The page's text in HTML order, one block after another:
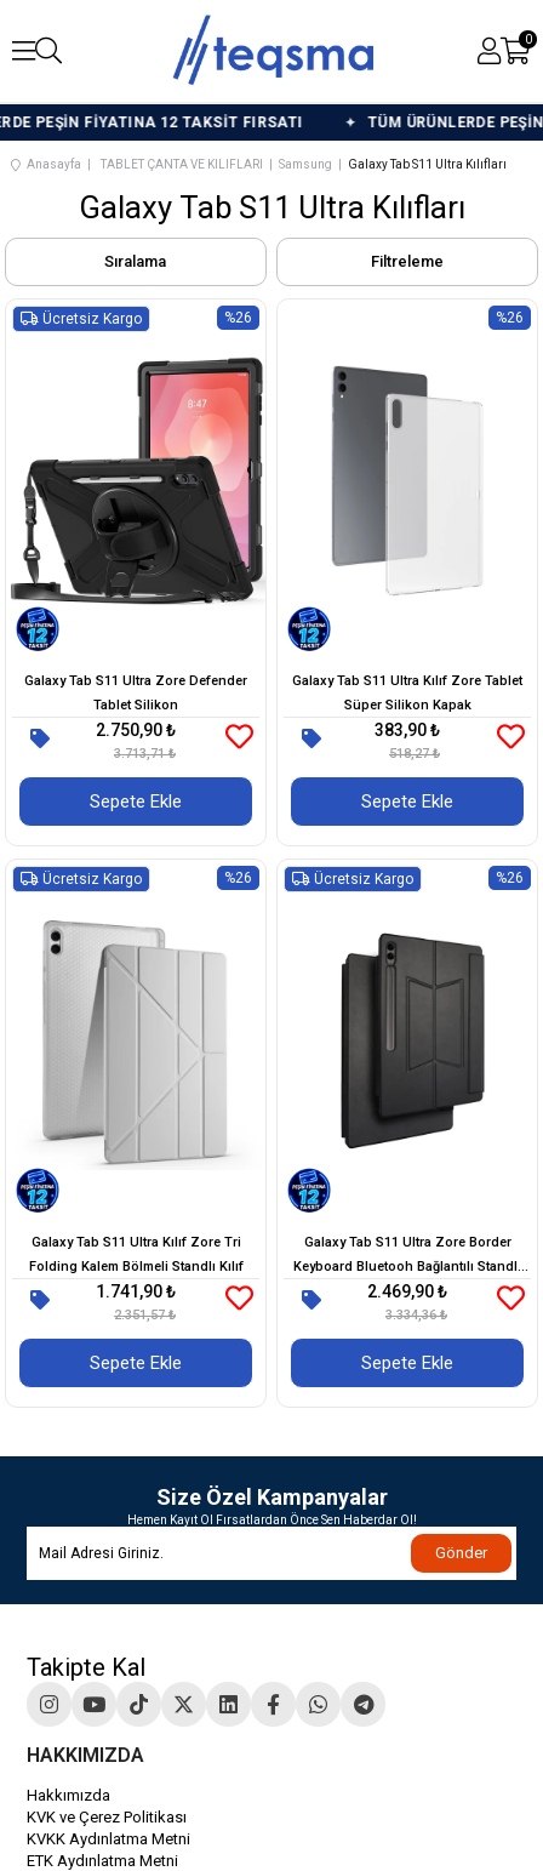
0
PEŞİN FİYATINA 12 TAKSİT FIRSATI TÜM ÜRÜNLERDE PEŞİN
Anasayfa TABLET ÇANTA VE KILIFLARI Samsung Galaxy Tab S11 Ultra Kılıfları
Galaxy Tab S11 Ultra Kılıfları
Filtreleme
Sıralama
Galaxy Tab S11 Ultra Zore Defender
Tablet Silikon
2.750,90 ₺
3.713,71 ₺
Sepete Ekle
%26
Ücretsiz Kargo
Galaxy Tab S11 Ultra Kılıf Zore Tablet
Süper Silikon Kapak
383,90 ₺
518,27 ₺
Sepete Ekle
%26
Galaxy Tab S11 Ultra Kılıf Zore Tri
Folding Kalem Bölmeli Standlı Kılıf
1.741,90 ₺
2.351,57 ₺
Sepete Ekle
%26
Ücretsiz Kargo
Galaxy Tab S11 Ultra Zore Border
Keyboard Bluetooh Bağlantılı Standlı
Klavyeli Tablet Kılıfı
2.469,90 ₺
3.334,36 ₺
Sepete Ekle
%26
Ücretsiz Kargo
Size Özel Kampanyalar
Hemen Kayıt Ol Fırsatlardan Önce Sen Haberdar Ol!
Gönder
Takipte Kal
HAKKIMIZDA
Hakkımızda
KVK ve Çerez Politikası
KVKK Aydınlatma Metni
ETK Aydınlatma Metni